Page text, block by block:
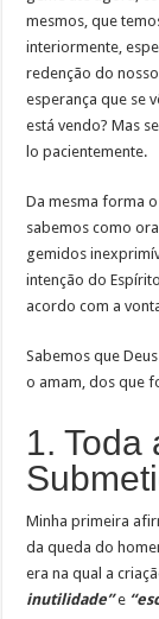
mesmos, que
interiormente,
redenção do
esperança que se
está vendo? Mas
lo pacientemente.
Da mesma forma
sabemos como
gemidos
intenção do
acordo com a
Sabemos que
o amam, dos que
1. Toda
Minha primeira
da queda do
era na qual a
inutilidade”e